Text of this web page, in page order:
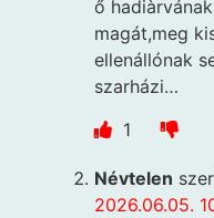
ő
magát,meg
ellenállónak
szarházi…
1
Névtelen
2026.06.05.